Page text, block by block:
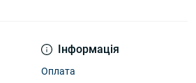
Інформація
Оплата